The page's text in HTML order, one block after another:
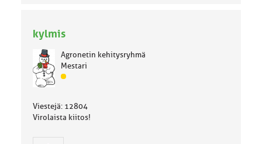
kylmis
Agronetin kehitysryhmä
Mestari
J
Viestejä: 12804
Virolaista kiitos!